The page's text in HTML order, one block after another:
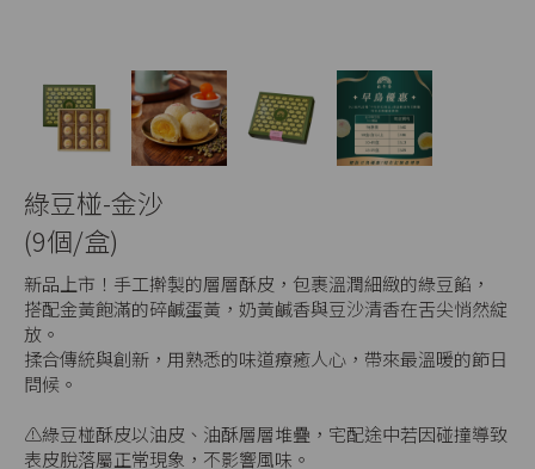
綠豆椪-金沙
(9個/盒)
新品上市！手工擀製的層層酥皮，包裹溫潤細緻的綠豆餡，
搭配金黃飽滿的碎鹹蛋黃，奶黃鹹香與豆沙清香在舌尖悄然綻
放。
揉合傳統與創新，用熟悉的味道療癒人心，帶來最溫暖的節日
問候。
⚠️綠豆椪酥皮以油皮、油酥層層堆疊，宅配途中若因碰撞導致
表皮脫落屬正常現象，不影響風味。